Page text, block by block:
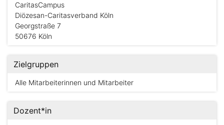
CaritasCampus
Diözesan-Caritasverband Köln
Georgstraße 7
50676 Köln
Zielgruppen
Alle Mitarbeiterinnen und Mitarbeiter
Dozent*in